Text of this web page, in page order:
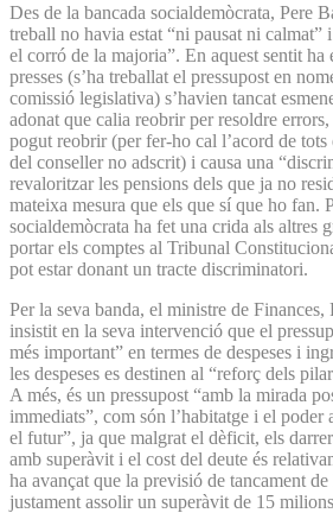
Des de la bancada socialdemòcrata, Pere
treball no havia estat “ni pausat ni calmat”
el corró de la majoria”. En aquest sentit ha
presses (s’ha treballat el pressupost en
comissió legislativa) s’havien tancat
adonat que calia reobrir per resoldre errors,
pogut reobrir (per fer-ho cal l’acord de tots
del conseller no adscrit) i causa una
revaloritzar les pensions dels que ja no
mateixa mesura que els que sí que ho fan.
socialdemòcrata ha fet una crida als altres
portar els comptes al Tribunal
pot estar donant un tracte discriminatori.
Per la seva banda, el ministre de
insistit en la seva intervenció que el
més important” en termes de despeses i
les despeses es destinen al “reforç dels
A més, és un pressupost “amb la mirada
immediats”, com són l’habitatge i el
el futur”, ja que malgrat el dèficit, els
amb superàvit i el cost del deute és
ha avançat que la previsió de tancament
justament assolir un superàvit de 15